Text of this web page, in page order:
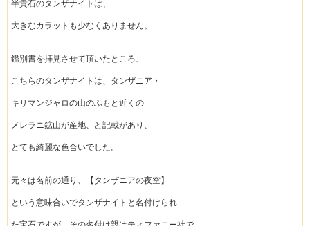
半貴石のタンザナイトは、
大きなカラットも少なくありません。
鑑別書を拝見させて頂いたところ、
こちらのタンザナイトは、タンザニア・
キリマンジャロの山のふもと近くの
メレラニ鉱山が産地、と記載があり、
とても綺麗な色合いでした。
元々は名前の通り、【タンザニアの夜空】
という意味合いでタンザナイトと名付けられ